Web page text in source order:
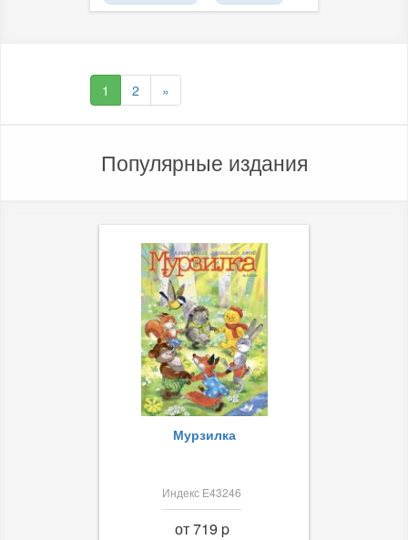
1 2 »
Популярные издания
Мурзилка
Индекс Е43246
от 719 p